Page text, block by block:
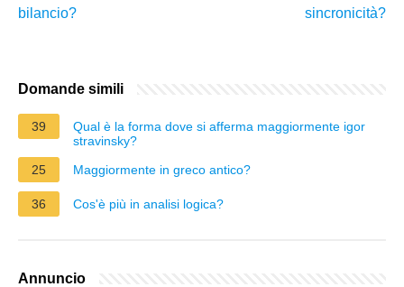
bilancio?
sincronicità?
Domande simili
39
Qual è la forma dove si afferma maggiormente igor
stravinsky?
25
Maggiormente in greco antico?
36 Cos'è più in analisi logica?
Annuncio